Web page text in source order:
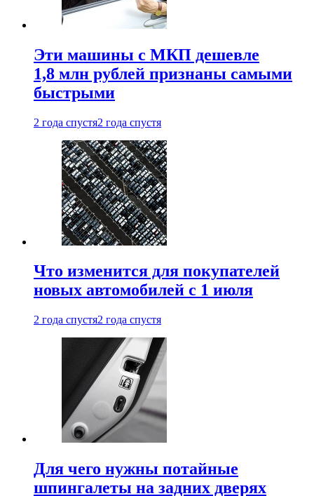
Эти машины с МКП дешевле
1,8 млн рублей признаны самыми
быстрыми
2 года спустя2 года спустя
Что изменится для покупателей
новых автомобилей с 1 июля
2 года спустя2 года спустя
Для чего нужны потайные
шпингалеты на задних дверях